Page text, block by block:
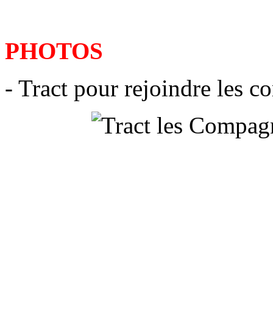
PHOTOS
- Tract pour rejoindre les